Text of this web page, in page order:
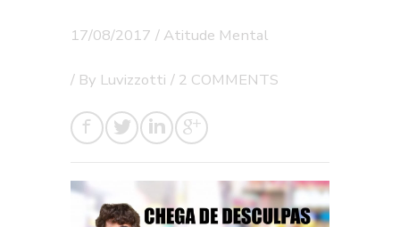
17/08/2017 / Atitude Mental
/ By Luvizzotti / 2 COMMENTS